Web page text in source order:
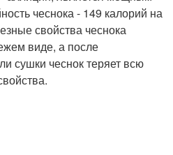
чеснока - 149 калорий на
свойства чеснока
виде, а после
сушки чеснок теряет всю